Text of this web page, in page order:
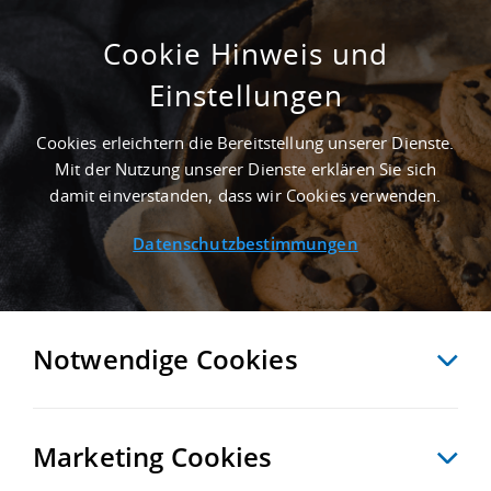
GEPFLEGT - 1.500 M² LAGERHALLE IN
ISMANING AN DER AUTOBAHN A 9 -
LANDKREIS MÜNCHEN
Startseite/ Immobiliensuche/ Detailansicht
ZURÜCK MERKEN VERGLEICHEN EXPORT PDF
Cookie Hinweis und
Einstellungen
Cookies erleichtern die Bereitstellung unserer Dienste.
Mit der Nutzung unserer Dienste erklären Sie sich
damit einverstanden, dass wir Cookies verwenden.
Datenschutzbestimmungen
Notwendige Cookies
Marketing Cookies